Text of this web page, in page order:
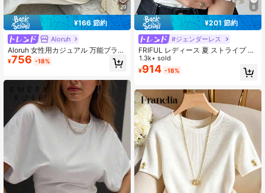
29
¥166 節約
Aloruh
Aloruh 女性用カジュアル 万能ブラウ
ンTシャツ、夏Tシャツ、ラウンドネ
ックTシャツ、ウエストシェイプ ア
¥756 -18%
8
¥201 節約
#ジェンダーレス
FRIFUL レディース 夏 ストライプ ラ
ウンドネック 半袖 カフス付きTシャ
ツ
1.3k+ sold
¥914 -18%